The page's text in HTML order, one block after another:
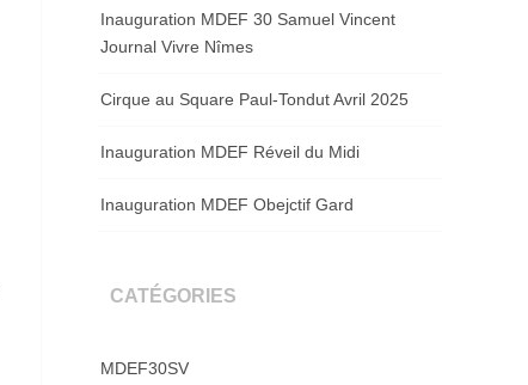
Inauguration MDEF 30 Samuel Vincent
Journal Vivre Nîmes
Cirque au Square Paul-Tondut Avril 2025
Inauguration MDEF Réveil du Midi
Inauguration MDEF Obejctif Gard
CATÉGORIES
MDEF30SV